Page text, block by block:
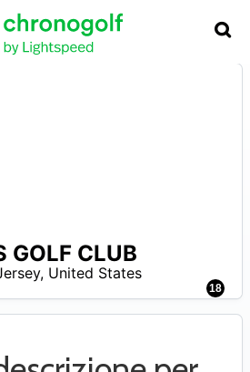
18
GOLF CLUB
, United States